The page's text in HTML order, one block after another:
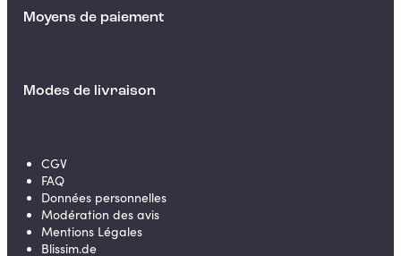
Moyens de paiement
Modes de livraison
CGV
FAQ
Données personnelles
Modération des avis
Mentions Légales
Blissim.de